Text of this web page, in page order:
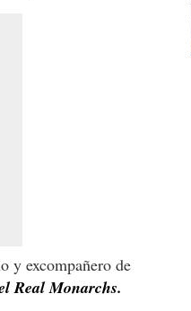
y excompañero de
Real Monarchs.